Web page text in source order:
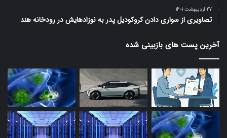
27 اردیبهشت 1401
تصاویری از سواری دادن کروکودیل پدر به نوزادهایش در رودخانه هند
آخرین پست های بازبینی شده